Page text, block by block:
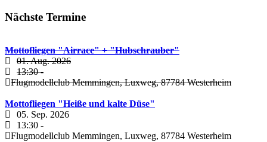
Nächste Termine
Mottofliegen "Airrace" + "Hubschrauber"
01. Aug. 2026
13:30-
Flugmodellclub Memmingen, Luxweg, 87784 Westerheim
Mottofliegen "Heiße und kalte Düse"
05. Sep. 2026
13:30 -
Flugmodellclub Memmingen, Luxweg, 87784 Westerheim